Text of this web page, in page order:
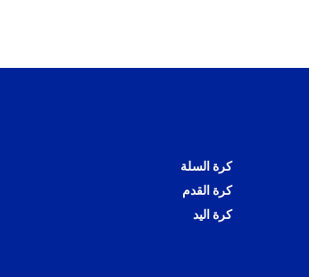
كرة السلة
كرة القدم
كرة اليد